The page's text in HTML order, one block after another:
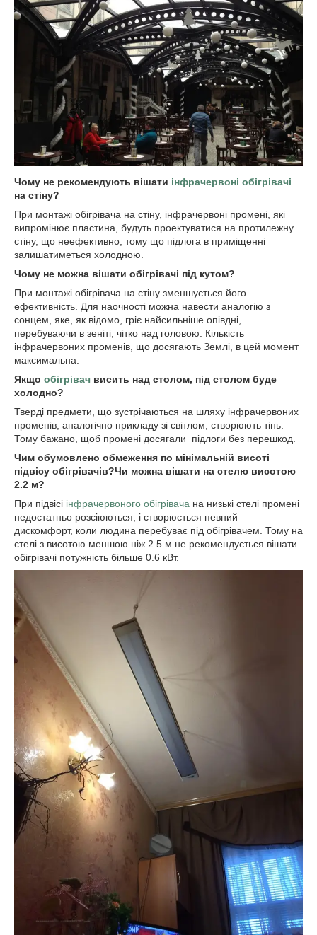
Чому не рекомендують вішати інфрачервоні обігрівачі
на стіну?
При монтажі обігрівача на стіну, інфрачервоні промені, які
випромінює пластина, будуть проектуватися на протилежну
стіну, що неефективно, тому що підлога в приміщенні
залишатиметься холодною.
Чому не можна вішати обігрівачі під кутом?
При монтажі обігрівача на стіну зменшується його
ефективність. Для наочності можна навести аналогію з
сонцем, яке, як відомо, гріє найсильніше опівдні,
перебуваючи в зеніті, чітко над головою. Кількість
інфрачервоних променів, що досягають Землі, в цей момент
максимальна.
Якщо обігрівач висить над столом, під столом буде
холодно?
Тверді предмети, що зустрічаються на шляху інфрачервоних
променів, аналогічно прикладу зі світлом, створюють тінь.
Тому бажано, щоб промені досягали підлоги без перешкод.
Чим обумовлено обмеження по мінімальній висоті
підвісу обігрівачів?Чи можна вішати на стелю висотою
2.2 м?
При підвісі інфрачервоного обігрівача на низькі стелі промені
недостатньо розсіюються, і створюється певний
дискомфорт, коли людина перебуває під обігрівачем. Тому на
стелі з висотою меншою ніж 2.5 м не рекомендується вішати
обігрівачі потужність більше 0.6 кВт.